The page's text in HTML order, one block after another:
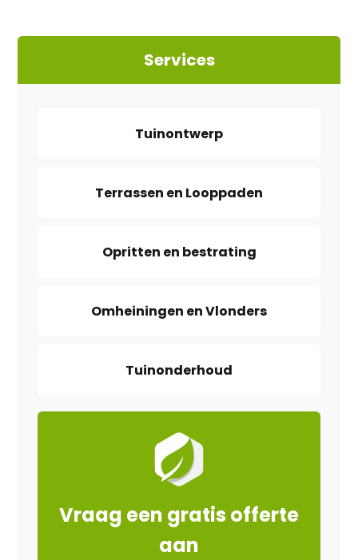
Services
Tuinontwerp
Terrassen en Looppaden
Opritten en bestrating
Omheiningen en Vlonders
Tuinonderhoud
Vraag een gratis offerte
aan